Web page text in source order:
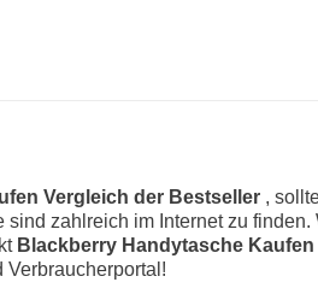
Vergleich der Bestseller ,
zahlreich im Internet zu
Blackberry Handytasche
Verbraucherportal!